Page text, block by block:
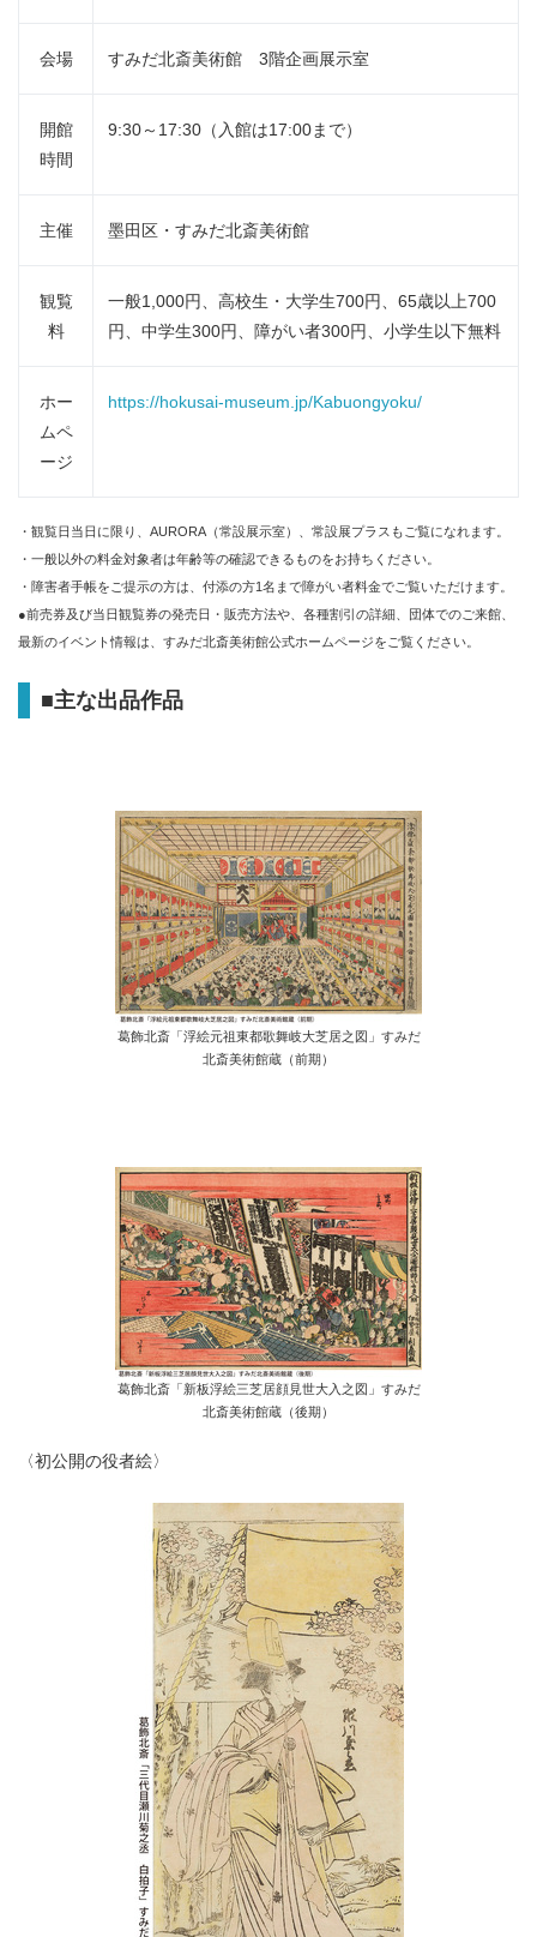
会場 すみだ北斎美術館 3階企画展示室
開館
時間
9:30～17:30（入館は17:00まで）
主催 墨田区・すみだ北斎美術館
観覧
料
一般1,000円、高校生・大学生700円、65歳以上700
円、中学生300円、障がい者300円、小学生以下無料
ホー
ムペ
ージ
https://hokusai-museum.jp/Kabuongyoku/
・観覧日当日に限り、AURORA（常設展示室）、常設展プラスもご覧になれます。
・一般以外の料金対象者は年齢等の確認できるものをお持ちください。
・障害者手帳をご提示の方は、付添の方1名まで障がい者料金でご覧いただけます。
●前売券及び当日観覧券の発売日・販売方法や、各種割引の詳細、団体でのご来館、
最新のイベント情報は、すみだ北斎美術館公式ホームページをご覧ください。
■主な出品作品
葛飾北斎「浮絵元祖東都歌舞岐大芝居之図」すみだ
北斎美術館蔵（前期）
葛飾北斎「新板浮絵三芝居顔見世大入之図」すみだ
北斎美術館蔵（後期）
〈初公開の役者絵〉